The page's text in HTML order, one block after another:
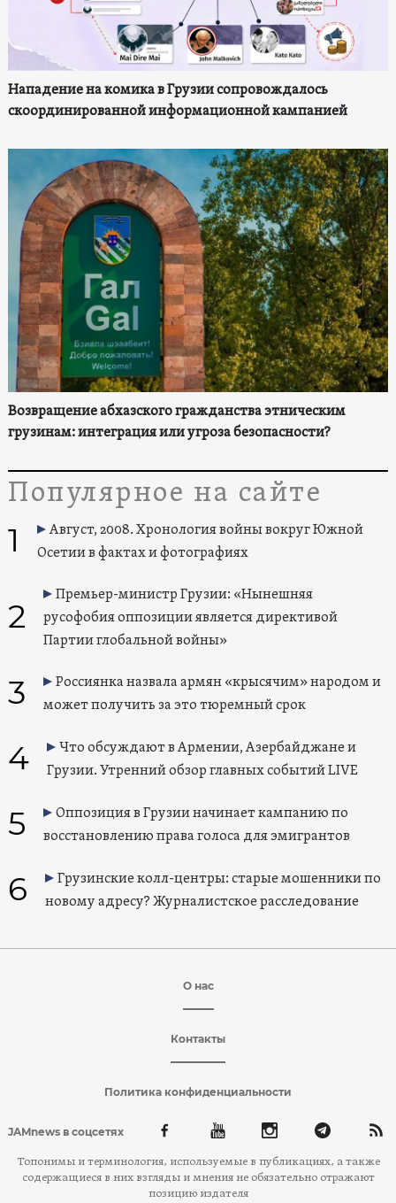
Нападение на комика в Грузии сопровождалось
скоординированной информационной кампанией
Возвращение абхазского гражданства этническим
грузинам: интеграция или угроза безопасности?
Популярное на сайте
1
Август, 2008. Хронология войны вокруг Южной
Осетии в фактах и фотографиях
2
Премьер-министр Грузии: «Нынешняя
русофобия оппозиции является директивой
Партии глобальной войны»
3
Россиянка назвала армян «крысячим» народом и
может получить за это тюремный срок
4
Что обсуждают в Армении, Азербайджане и
Грузии. Утренний обзор главных событий LIVE
5
Оппозиция в Грузии начинает кампанию по
восстановлению права голоса для эмигрантов
6
Грузинские колл-центры: старые мошенники по
новому адресу? Журналистское расследование
О нас
Контакты
Политика конфиденциальности
JAMnews в соцсетях
Топонимы и терминология, используемые в публикациях, а также
содержащиеся в них взгляды и мнения не обязательно отражают
позицию издателя